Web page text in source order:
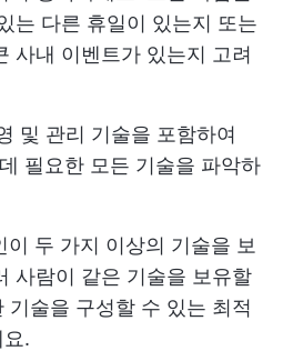
는 다른 휴일이 있는지 또는
사내 이벤트가 있는지 고려
및 관리 기술을 포함하여
필요한 모든 기술을 파악하
이 두 가지 이상의 기술을 보
사람이 같은 기술을 보유할
기술을 구성할 수 있는 최적
.